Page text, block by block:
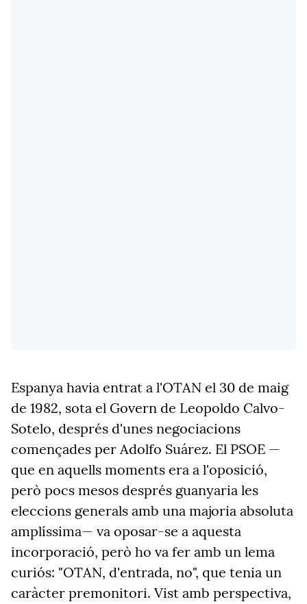
Espanya havia entrat a l'OTAN el 30 de maig
de 1982, sota el Govern de Leopoldo Calvo-
Sotelo, després d'unes negociacions
començades per Adolfo Suárez. El PSOE —
que en aquells moments era a l'oposició,
però pocs mesos després guanyaria les
eleccions generals amb una majoria absoluta
amplíssima— va oposar-se a aquesta
incorporació, però ho va fer amb un lema
curiós: "OTAN, d'entrada, no", que tenia un
caràcter premonitori. Vist amb perspectiva,